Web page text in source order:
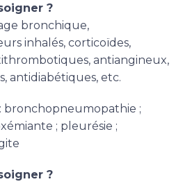
?
bronchique,
inhalés, corticoïdes,
antiangineux,
antidiabétiques, etc.
: bronchopneumopathie ;
; pleurésie ;
?